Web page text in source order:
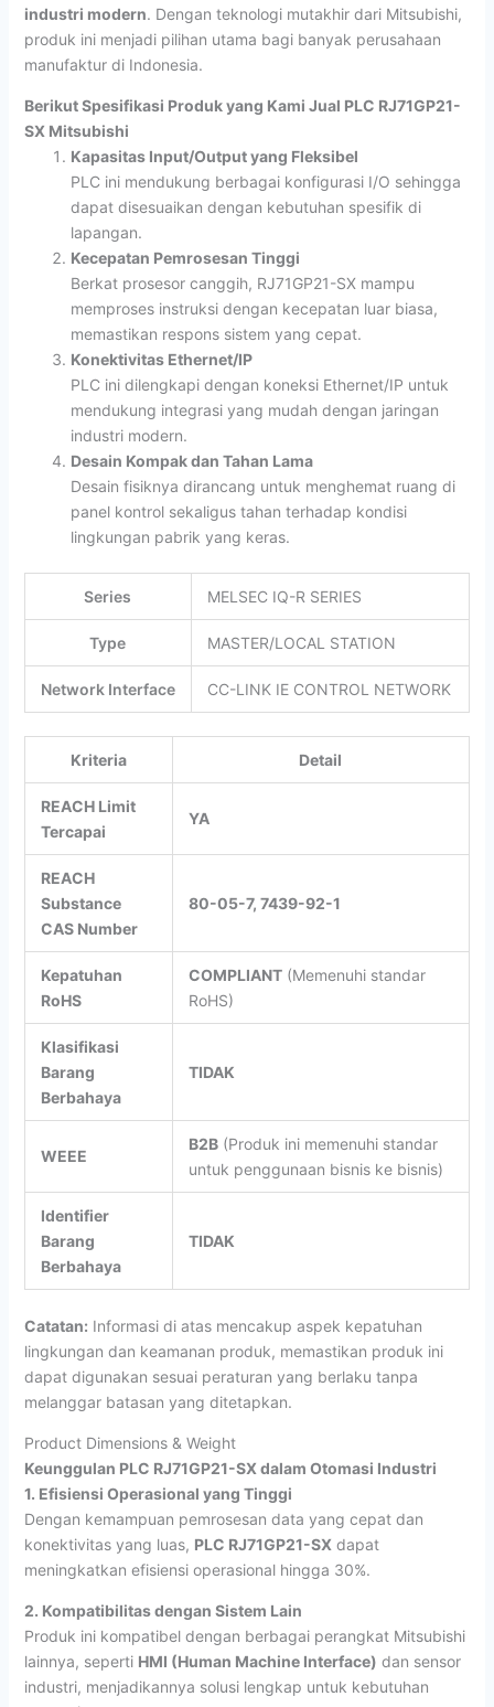
industri modern. Dengan teknologi mutakhir dari Mitsubishi,
produk ini menjadi pilihan utama bagi banyak perusahaan
manufaktur di Indonesia.
Berikut Spesifikasi Produk yang Kami Jual PLC RJ71GP21-
SX Mitsubishi
Kapasitas Input/Output yang Fleksibel
PLC ini mendukung berbagai konfigurasi I/O sehingga
dapat disesuaikan dengan kebutuhan spesifik di
lapangan.
Kecepatan Pemrosesan Tinggi
Berkat prosesor canggih, RJ71GP21-SX mampu
memproses instruksi dengan kecepatan luar biasa,
memastikan respons sistem yang cepat.
Konektivitas Ethernet/IP
PLC ini dilengkapi dengan koneksi Ethernet/IP untuk
mendukung integrasi yang mudah dengan jaringan
industri modern.
Desain Kompak dan Tahan Lama
Desain fisiknya dirancang untuk menghemat ruang di
panel kontrol sekaligus tahan terhadap kondisi
lingkungan pabrik yang keras.
Series MELSEC IQ-R SERIES
Type MASTER/LOCAL STATION
Network Interface CC-LINK IE CONTROL NETWORK
Kriteria Detail
REACH Limit
Tercapai
YA
REACH
Substance
CAS Number
80-05-7, 7439-92-1
Kepatuhan
RoHS
COMPLIANT(Memenuhi standar
RoHS)
Klasifikasi
Barang
Berbahaya
TIDAK
WEEE
B2B(Produk ini memenuhi standar
untuk penggunaan bisnis ke bisnis)
Identifier
Barang
Berbahaya
TIDAK
Catatan: Informasi di atas mencakup aspek kepatuhan
lingkungan dan keamanan produk, memastikan produk ini
dapat digunakan sesuai peraturan yang berlaku tanpa
melanggar batasan yang ditetapkan.
Product Dimensions & Weight
Keunggulan PLC RJ71GP21-SX dalam Otomasi Industri
1. Efisiensi Operasional yang Tinggi
Dengan kemampuan pemrosesan data yang cepat dan
konektivitas yang luas, PLC RJ71GP21-SX dapat
meningkatkan efisiensi operasional hingga 30%.
2. Kompatibilitas dengan Sistem Lain
Produk ini kompatibel dengan berbagai perangkat Mitsubishi
lainnya, seperti HMI (Human Machine Interface) dan sensor
industri, menjadikannya solusi lengkap untuk kebutuhan